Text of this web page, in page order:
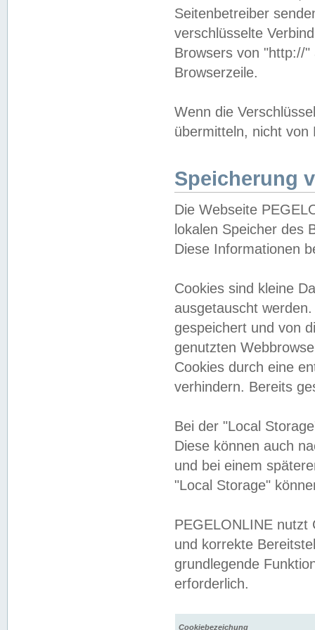
Seitenbetreiber
verschlüsselte
Browsers von "http://
Browserzeile.
Wenn die
übermitteln, nicht von
Speicherung
Die Webseite
lokalen Speicher des
Diese Informationen
Cookies sind kleine
ausgetauscht
gespeichert und von
genutzten
Cookies durch eine
verhindern. Bereits
Bei der "Local
Diese können auch
und bei einem
"Local Storage"
PEGELONLINE nutzt
und korrekte
grundlegende
erforderlich.
Cookiebezeichung